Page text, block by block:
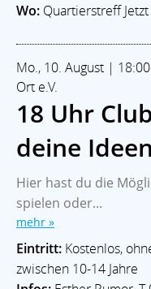
Wo: Quartierstreff
Mo., 10. August |
Ort e.V.
18 Uhr
deine
Hier hast du die
spielen oder...
mehr »
Eintritt: Kostenlos,
zwischen 10-14 Jahre